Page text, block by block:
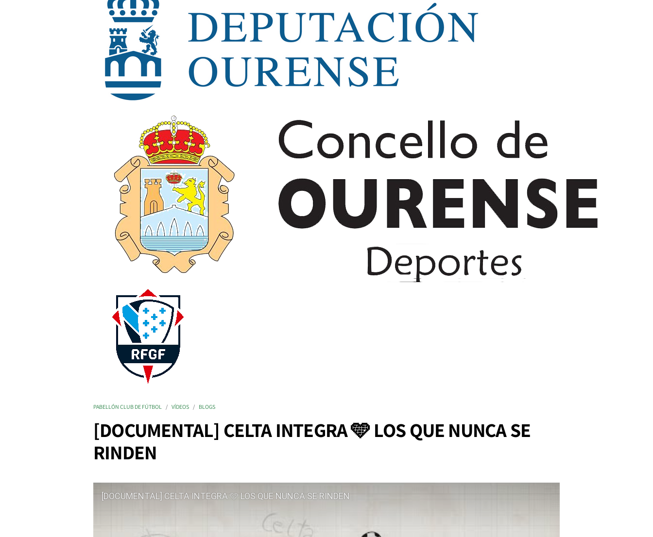
PABELLÓN CLUB DE FÚTBOL VÍDEOS BLOGS
[DOCUMENTAL] CELTA INTEGRA 🩵 LOS QUE NUNCA SE
RINDEN
[DOCUMENTAL] CELTA INTEGRA 🩵 LOS QUE NUNCA SE RINDEN